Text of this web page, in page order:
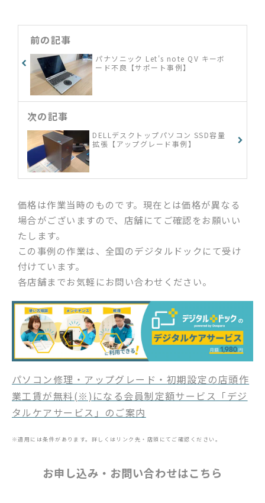
前の記事
パナソニック Let's note QV キーボ
ード不良【サポート事例】
次の記事
DELLデスクトップパソコン SSD容量
拡張【アップグレード事例】
価格は作業当時のものです。現在とは価格が異なる
場合がございますので、店舗にてご確認をお願いい
たします。
この事例の作業は、全国のデジタルドックにて受け
付けています。
各店舗までお気軽にお問い合わせください。
パソコン修理・アップグレード・初期設定の店頭作
業工賃が無料(※)になる会員制定額サービス「デジ
タルケアサービス」のご案内
※適用には条件があります。詳しくはリンク先・店頭にてご確認ください。
お申し込み・お問い合わせはこちら